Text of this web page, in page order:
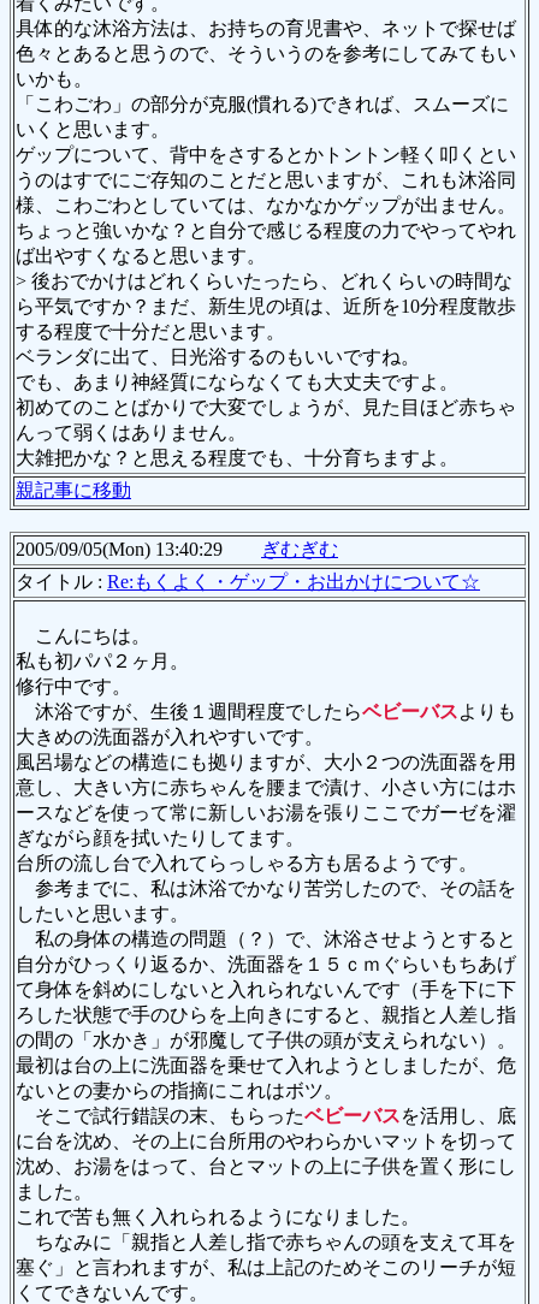
具体的な沐浴方法は、お持ちの育児書や、ネットで探せば
色々とあると思うので、そういうのを参考にしてみてもい
いかも。
「こわごわ」の部分が克服(慣れる)できれば、スムーズに
いくと思います。
ゲップについて、背中をさするとかトントン軽く叩くとい
うのはすでにご存知のことだと思いますが、これも沐浴同
様、こわごわとしていては、なかなかゲップが出ません。
ちょっと強いかな？と自分で感じる程度の力でやってやれ
ば出やすくなると思います。
> 後おでかけはどれくらいたったら、どれくらいの時間な
ら平気ですか？まだ、新生児の頃は、近所を10分程度散歩
する程度で十分だと思います。
ベランダに出て、日光浴するのもいいですね。
でも、あまり神経質にならなくても大丈夫ですよ。
初めてのことばかりで大変でしょうが、見た目ほど赤ちゃ
んって弱くはありません。
大雑把かな？と思える程度でも、十分育ちますよ。
親記事に移動
2005/09/05(Mon) 13:40:29
ぎむぎむ
タイトル : Re:もくよく・ゲップ・お出かけについて☆
こんにちは。
私も初パパ２ヶ月。
修行中です。
沐浴ですが、生後１週間程度でしたらベビーバスよりも
大きめの洗面器が入れやすいです。
風呂場などの構造にも拠りますが、大小２つの洗面器を用
意し、大きい方に赤ちゃんを腰まで漬け、小さい方にはホ
ースなどを使って常に新しいお湯を張りここでガーゼを濯
ぎながら顔を拭いたりしてます。
台所の流し台で入れてらっしゃる方も居るようです。
参考までに、私は沐浴でかなり苦労したので、その話を
したいと思います。
私の身体の構造の問題（？）で、沐浴させようとすると
自分がひっくり返るか、洗面器を１５ｃｍぐらいもちあげ
て身体を斜めにしないと入れられないんです（手を下に下
ろした状態で手のひらを上向きにすると、親指と人差し指
の間の「水かき」が邪魔して子供の頭が支えられない）。
最初は台の上に洗面器を乗せて入れようとしましたが、危
ないとの妻からの指摘にこれはボツ。
そこで試行錯誤の末、もらったベビーバスを活用し、底
に台を沈め、その上に台所用のやわらかいマットを切って
沈め、お湯をはって、台とマットの上に子供を置く形にし
ました。
これで苦も無く入れられるようになりました。
ちなみに「親指と人差し指で赤ちゃんの頭を支えて耳を
塞ぐ」と言われますが、私は上記のためそこのリーチが短
くてできないんです。